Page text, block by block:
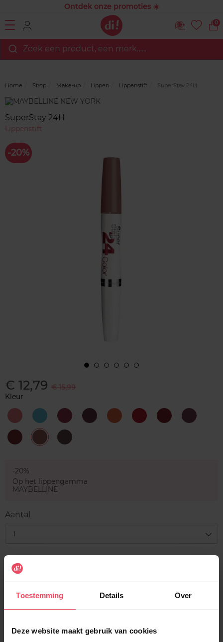
Toestemming Details Over
Deze website maakt gebruik van cookies
Ontdek onze promoties ☀️
0
Zoek een product, een merk…...
Home Shop Make-up Lippen Lippenstift SuperStay 24H
Merk
SuperStay 24H
Lippenstift
-20%
€ 12,79 € 15,99
Kleur
150
Delicious
Pink
185
-
195
Infinite
Raspberry
260
Wildberry
444
Cosmic
510
Red
542
Cherry
585
615
Soft
640
Nude
725
Caramel
-20%
Op het lippengamma
MAYBELLINE
Aantal
1
Levering
Voorradig
In winkelmandje
Gratis retour in je winkelpunt